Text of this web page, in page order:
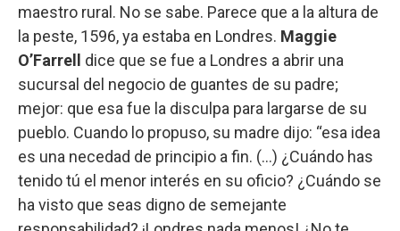
maestro rural. No se sabe. Parece que a la altura de
la peste, 1596, ya estaba en Londres. Maggie
O’Farrell dice que se fue a Londres a abrir una
sucursal del negocio de guantes de su padre;
mejor: que esa fue la disculpa para largarse de su
pueblo. Cuando lo propuso, su madre dijo: “esa idea
es una necedad de principio a fin. (...) ¿Cuándo has
tenido tú el menor interés en su oficio? ¿Cuándo se
ha visto que seas digno de semejante